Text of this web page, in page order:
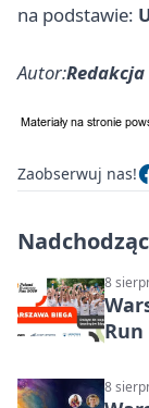
na podstawie:
Autor:
Zaobserwuj nas!
8
8